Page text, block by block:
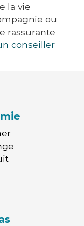
la vie
ou
rassurante
conseiller